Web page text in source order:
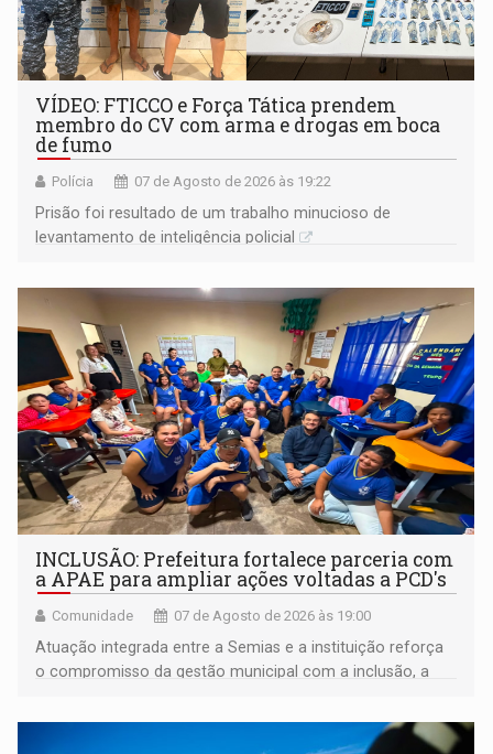
VÍDEO: FTICCO e Força Tática prendem
membro do CV com arma e drogas em boca
de fumo
Polícia 07 de Agosto de 2026 às 19:22
Prisão foi resultado de um trabalho minucioso de
levantamento de inteligência policial
INCLUSÃO: Prefeitura fortalece parceria com
a APAE para ampliar ações voltadas a PCD's
Comunidade 07 de Agosto de 2026 às 19:00
Atuação integrada entre a Semias e a instituição reforça
o compromisso da gestão municipal com a inclusão, a